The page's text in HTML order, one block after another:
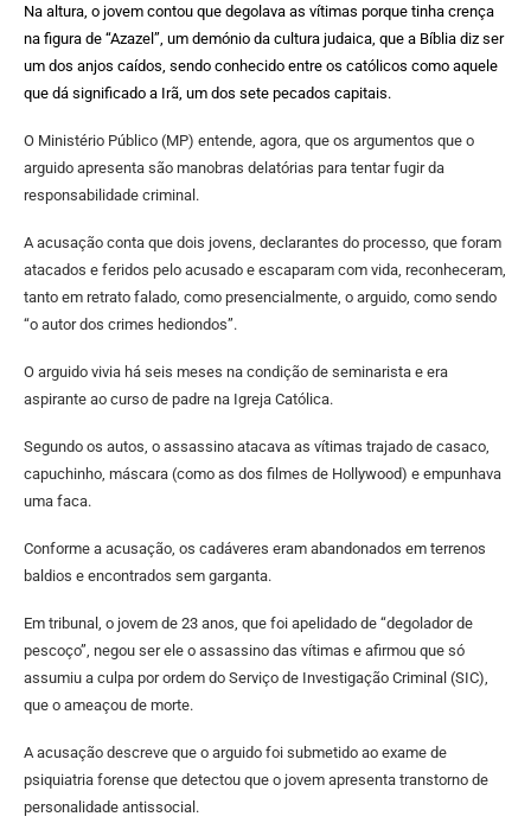
Na altura, o jovem contou que degolava as vítimas porque tinha crença
na figura de “Azazel”, um demónio da cultura judaica, que a Bíblia diz ser
um dos anjos caídos, sendo conhecido entre os católicos como aquele
que dá significado a Irã, um dos sete pecados capitais.
O Ministério Público (MP) entende, agora, que os argumentos que o
arguido apresenta são manobras delatórias para tentar fugir da
responsabilidade criminal.
A acusação conta que dois jovens, declarantes do processo, que foram
atacados e feridos pelo acusado e escaparam com vida, reconheceram,
tanto em retrato falado, como presencialmente, o arguido, como sendo
“o autor dos crimes hediondos”.
O arguido vivia há seis meses na condição de seminarista e era
aspirante ao curso de padre na Igreja Católica.
Segundo os autos, o assassino atacava as vítimas trajado de casaco,
capuchinho, máscara (como as dos filmes de Hollywood) e empunhava
uma faca.
Conforme a acusação, os cadáveres eram abandonados em terrenos
baldios e encontrados sem garganta.
Em tribunal, o jovem de 23 anos, que foi apelidado de “degolador de
pescoço”, negou ser ele o assassino das vítimas e afirmou que só
assumiu a culpa por ordem do Serviço de Investigação Criminal (SIC),
que o ameaçou de morte.
A acusação descreve que o arguido foi submetido ao exame de
psiquiatria forense que detectou que o jovem apresenta transtorno de
personalidade antissocial.